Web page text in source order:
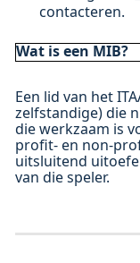
contacteren.
Wat is een MIB?
Een lid van het
zelfstandige) die
die werkzaam is
profit- en non-
uitsluitend
van die speler.